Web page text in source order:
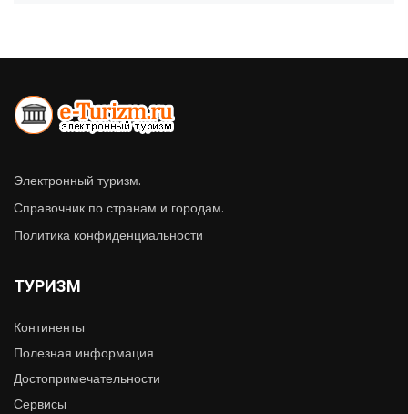
Электронный туризм.
Справочник по странам и городам.
Политика конфиденциальности
ТУРИЗМ
Континенты
Полезная информация
Достопримечательности
Сервисы